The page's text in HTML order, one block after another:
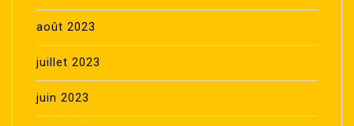
août 2023
juillet 2023
juin 2023